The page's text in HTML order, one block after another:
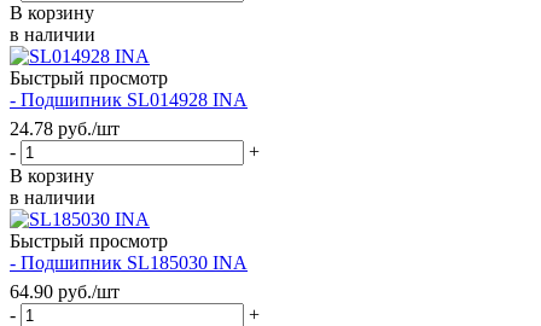
В корзину
в наличии
Быстрый просмотр
- Подшипник SL014928 INA
24.78 руб./шт
-
+
В корзину
в наличии
Быстрый просмотр
- Подшипник SL185030 INA
64.90 руб./шт
-
+